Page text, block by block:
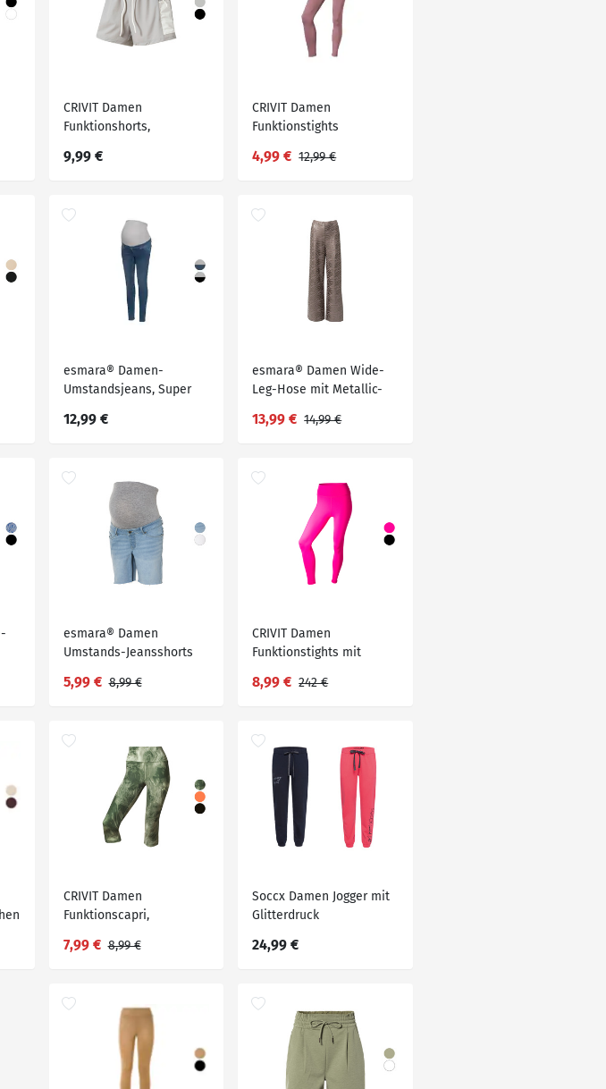
CRIVIT Damen
Funktionshorts,
9,99 €
CRIVIT Damen
Funktionstights
4,99 € 12,99 €
esmara® Damen-
Umstandsjeans, Super
Leibhöhe
12,99 €
esmara® Damen Wide-
Leg-Hose mit Metallic-
13,99 € 14,99 €
esmara® Damen
Umstands-Jeansshorts
Baumwollanteil
5,99 € 8,99 €
CRIVIT Damen
Funktionstights mit
8,99 € 242 €
CRIVIT Damen
Funktionscapri,
feuchtigkeitsableitend
7,99 € 8,99 €
Soccx Damen Jogger mit
Glitterdruck
24,99 €